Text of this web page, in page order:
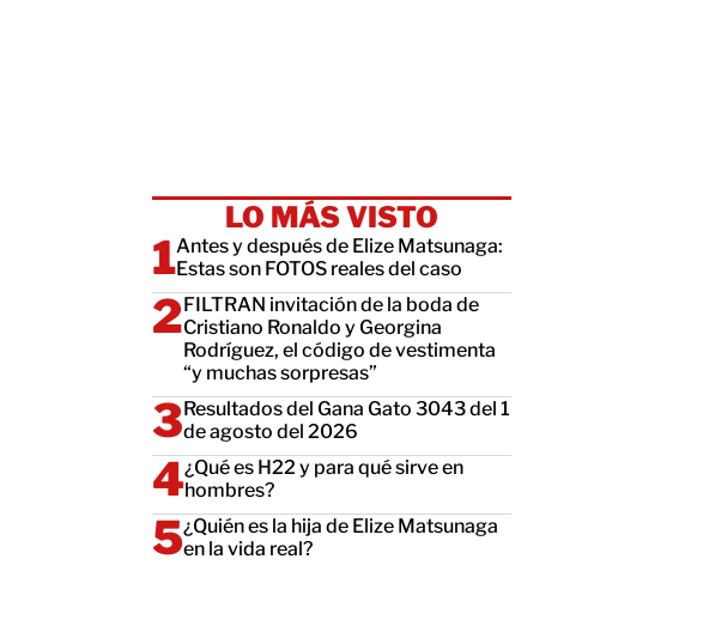
LO MÁS VISTO
Antes y después de Elize Matsunaga:
Estas son FOTOS reales del caso
FILTRAN invitación de la boda de
Cristiano Ronaldo y Georgina
Rodríguez, el código de vestimenta
“y muchas sorpresas”
Resultados del Gana Gato 3043 del 1
de agosto del 2026
¿Qué es H22 y para qué sirve en
hombres?
¿Quién es la hija de Elize Matsunaga
en la vida real?